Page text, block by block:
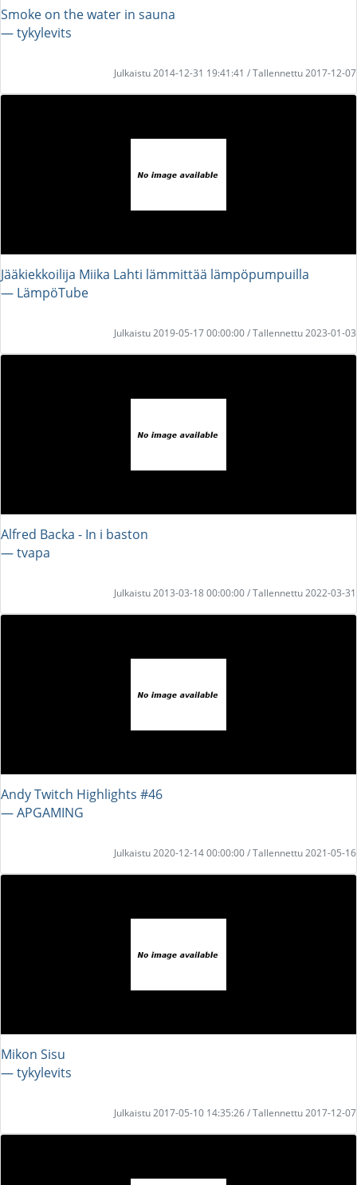
Smoke on the water in sauna
― tykylevits
Julkaistu 2014-12-31 19:41:41 / Tallennettu 2017-12-07
Jääkiekkoilija Miika Lahti lämmittää lämpöpumpuilla
― LämpöTube
Julkaistu 2019-05-17 00:00:00 / Tallennettu 2023-01-03
Alfred Backa - In i baston
― tvapa
Julkaistu 2013-03-18 00:00:00 / Tallennettu 2022-03-31
Andy Twitch Highlights #46
― APGAMING
Julkaistu 2020-12-14 00:00:00 / Tallennettu 2021-05-16
Mikon Sisu
― tykylevits
Julkaistu 2017-05-10 14:35:26 / Tallennettu 2017-12-07